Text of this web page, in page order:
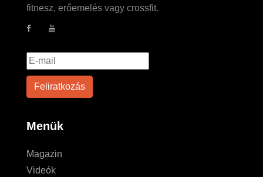
fitnesz, erőemelés vagy crossfit.
Menük
Magazin
Videók